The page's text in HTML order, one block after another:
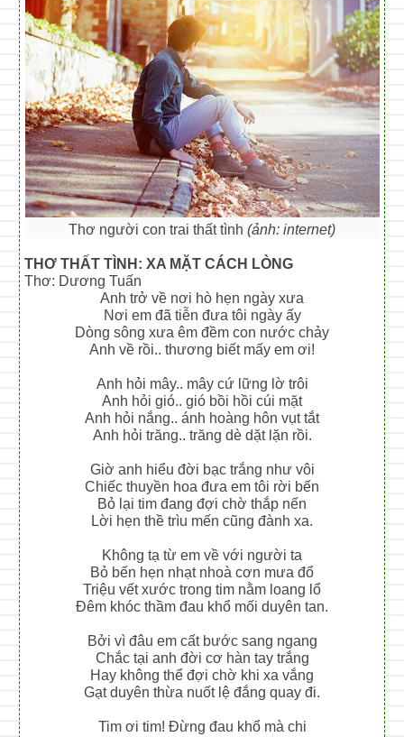
Thơ người con trai thất tình (ảnh: internet)
THƠ THẤT TÌNH: XA MẶT CÁCH LÒNG
Thơ: Dương Tuấn
Anh trở về nơi hò hẹn ngày xưa
Nơi em đã tiễn đưa tôi ngày ấy
Dòng sông xưa êm đềm con nước chảy
Anh về rồi.. thương biết mấy em ơi!
Anh hỏi mây.. mây cứ lững lờ trôi
Anh hỏi gió.. gió bồi hồi cúi mặt
Anh hỏi nắng.. ánh hoàng hôn vụt tắt
Anh hỏi trăng.. trăng dè dặt lặn rồi.
Giờ anh hiểu đời bạc trắng như vôi
Chiếc thuyền hoa đưa em tôi rời bến
Bỏ lại tim đang đợi chờ thắp nến
Lời hẹn thề trìu mến cũng đành xa.
Không tạ từ em về với người ta
Bỏ bến hẹn nhạt nhoà cơn mưa đổ
Triệu vết xước trong tim nằm loang lổ
Đêm khóc thầm đau khổ mối duyên tan.
Bởi vì đâu em cất bước sang ngang
Chắc tại anh đời cơ hàn tay trắng
Hay không thể đợi chờ khi xa vắng
Gạt duyên thừa nuốt lệ đắng quay đi.
Tim ơi tim! Đừng đau khổ mà chi